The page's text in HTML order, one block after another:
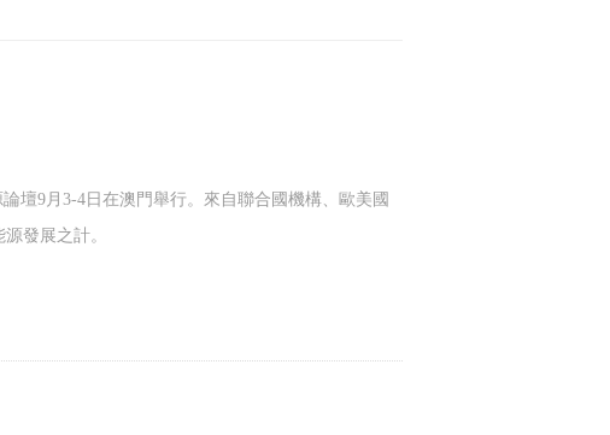
壇9月3-4日在澳門舉行。來自聯合國機構、歐美國
發展之計。